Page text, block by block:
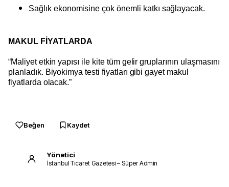
Sağlık ekonomisine çok önemli katkı sağlayacak.
MAKUL FİYATLARDA
“Maliyet etkin yapısı ile kite tüm gelir gruplarının ulaşmasını
planladık. Biyokimya testi fiyatları gibi gayet makul
fiyatlarda olacak.”
Beğen Kaydet
Yönetici
İstanbul Ticaret Gazetesi – Süper Admin